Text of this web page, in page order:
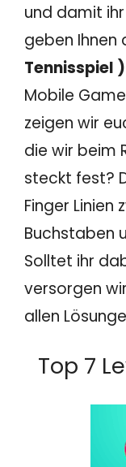
und damit
geben Ihnen
Tennisspiel
Mobile
zeigen wir
die wir beim
steckt fest?
Finger Linien
Buchstaben
Solltet ihr
versorgen
allen
Top 7